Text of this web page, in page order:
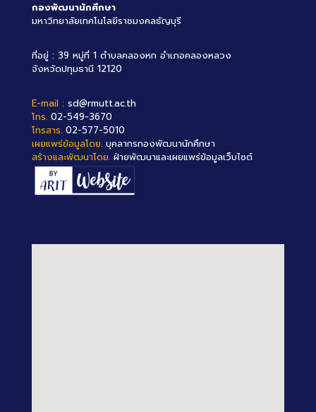
กองพัฒนานักศึกษา
มหาวิทยาลัยเทคโนโลยีราชมงคลธัญบุรี
ที่อยู่ : 39 หมู่ที่ 1 ตำบลคลองหก อำเภอคลองหลวง
จังหวัดปทุมธานี 12120
E-mail : sd@rmutt.ac.th
โทร. 02-549-3670
โทรสาร. 02-577-5010
เผยแพร่ข้อมูลโดย. บุคลากรกองพัฒนานักศึกษา
สร้างและพัฒนาโดย. ฝ่ายพัฒนาและเผยแพร่ข้อมูลเว็บไซต์